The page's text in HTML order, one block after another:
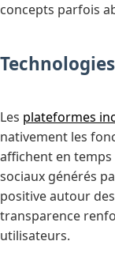
concepts parfois
Les plateformes
nativement les
affichent en
sociaux générés
positive autour
transparence
utilisateurs.